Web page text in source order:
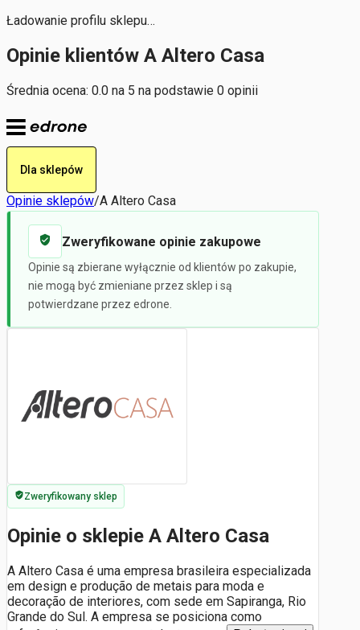
Ładowanie profilu sklepu…
Opinie klientów A Altero Casa
Średnia ocena: 0.0 na 5 na podstawie 0 opinii
Dla sklepów
Opinie sklepów/A Altero Casa
Zweryfikowane opinie zakupowe
Opinie są zbierane wyłącznie od klientów po zakupie,
nie mogą być zmieniane przez sklep i są
potwierdzane przez edrone.
Zweryfikowany sklep
Opinie o sklepie A Altero Casa
A Altero Casa é uma empresa brasileira especializada
em design e produção de metais para moda e
decoração de interiores, com sede em Sapiranga, Rio
Grande do Sul. A empresa se posiciona como